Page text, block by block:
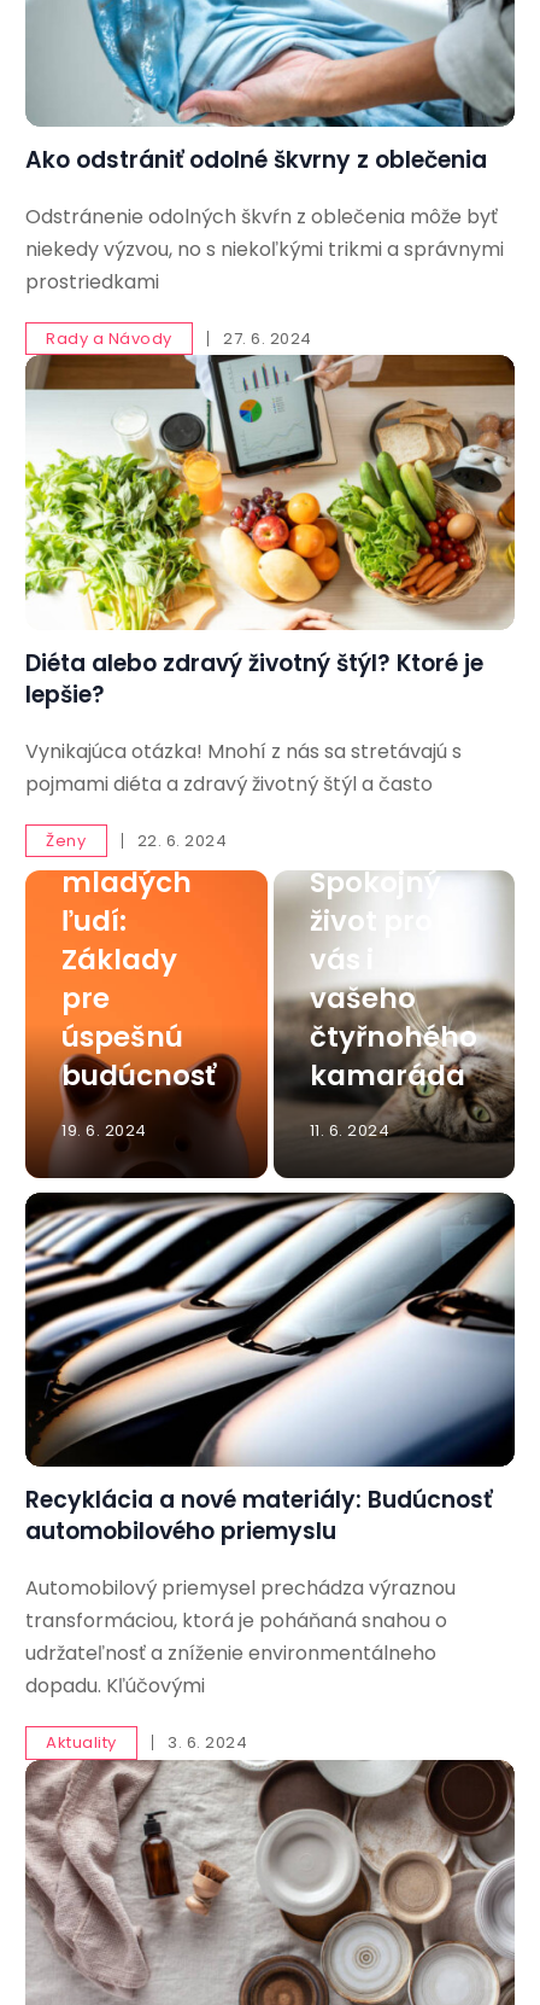
Ako odstrániť odolné škvrny z oblečenia
Odstránenie odolných škvŕn z oblečenia môže byť
niekedy výzvou, no s niekoľkými trikmi a správnymi
prostriedkami
Rady a Návody 27. 6. 2024
Diéta alebo zdravý životný štýl? Ktoré je
lepšie?
Vynikajúca otázka! Mnohí z nás sa stretávajú s
pojmami diéta a zdravý životný štýl a často
Ženy 22. 6. 2024
Finančná
ť pre
mladých
ľudí:
Základy
pre
úspešnú
budúcnosť
19. 6. 2024
Mačka v
Spokojný
život pro
vás i
vašeho
čtyřnohého
kamaráda
11. 6. 2024
Recyklácia a nové materiály: Budúcnosť
automobilového priemyslu
Automobilový priemysel prechádza výraznou
transformáciou, ktorá je poháňaná snahou o
udržateľnosť a zníženie environmentálneho
dopadu. Kľúčovými
Aktuality 3. 6. 2024